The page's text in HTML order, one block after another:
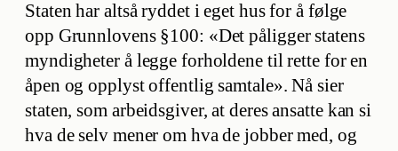
Staten har altså ryddet i eget hus for å følge
opp Grunnlovens §100: «Det påligger statens
myndigheter å legge forholdene til rette for en
åpen og opplyst offentlig samtale». Nå sier
staten, som arbeidsgiver, at deres ansatte kan si
hva de selv mener om hva de jobber med, og